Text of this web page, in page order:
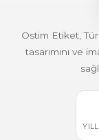
Ostim Etiket,
tasarımını ve